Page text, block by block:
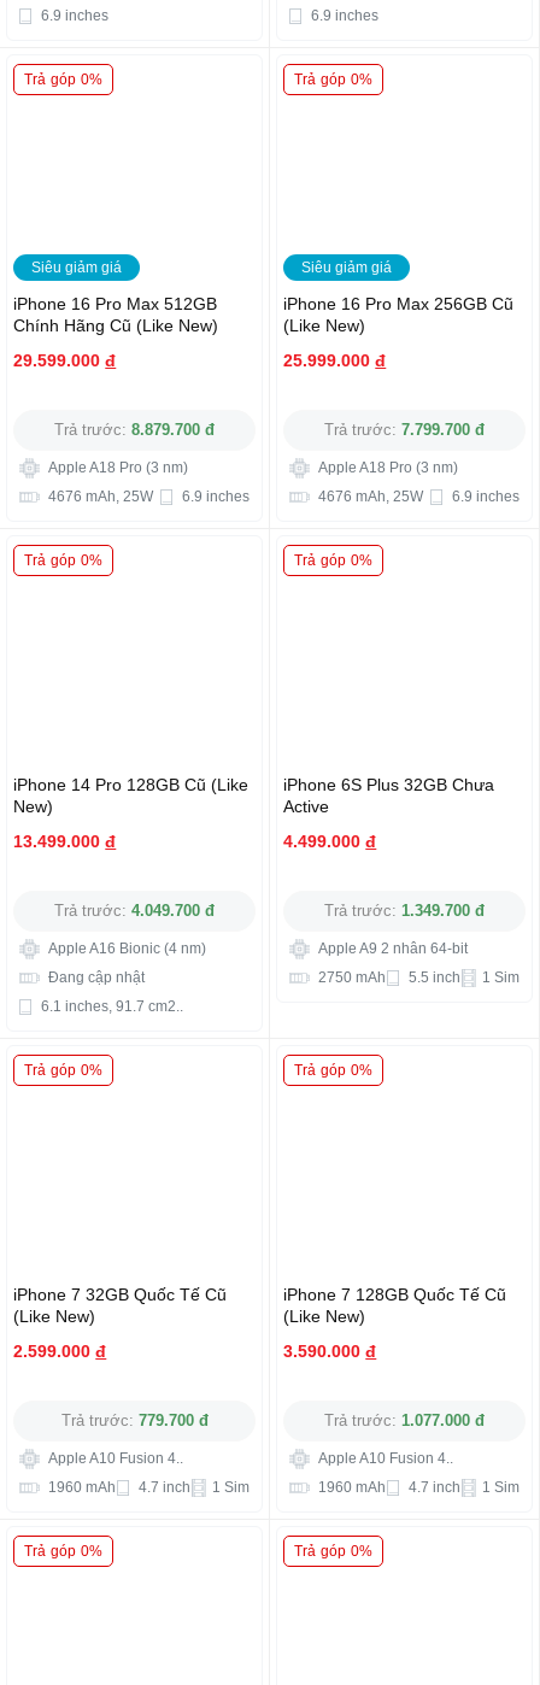
6.9 inches
6.9 inches
Trả góp 0%
Siêu giảm giá
iPhone 16 Pro Max 512GB
Chính Hãng Cũ (Like New)
29.599.000 đ
Trả trước: 8.879.700 đ
Apple A18 Pro (3 nm)
4676 mAh, 25W
6.9 inches
Trả góp 0%
Siêu giảm giá
iPhone 16 Pro Max 256GB Cũ
(Like New)
25.999.000 đ
Trả trước: 7.799.700 đ
Apple A18 Pro (3 nm)
4676 mAh, 25W
6.9 inches
Trả góp 0%
iPhone 14 Pro 128GB Cũ (Like
New)
13.499.000 đ
Trả trước: 4.049.700 đ
Apple A16 Bionic (4 nm)
Đang cập nhật
6.1 inches, 91.7 cm2..
Trả góp 0%
iPhone 6S Plus 32GB Chưa
Active
4.499.000 đ
Trả trước: 1.349.700 đ
Apple A9 2 nhân 64-bit
2750 mAh
5.5 inch 1 Sim
Trả góp 0%
iPhone 7 32GB Quốc Tế Cũ
(Like New)
2.599.000 đ
Trả trước: 779.700 đ
Apple A10 Fusion 4..
1960 mAh
4.7 inch 1 Sim
Trả góp 0%
iPhone 7 128GB Quốc Tế Cũ
(Like New)
3.590.000 đ
Trả trước: 1.077.000 đ
Apple A10 Fusion 4..
1960 mAh
4.7 inch 1 Sim
Trả góp 0% Trả góp 0%